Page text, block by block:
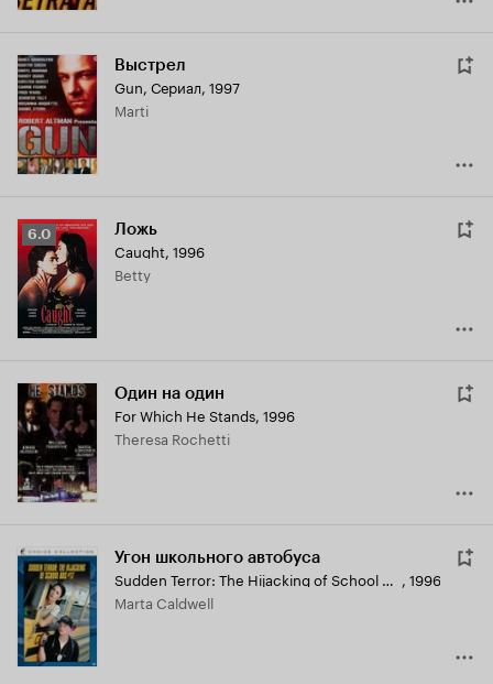
Выстрел
Gun, Сериал, 1997
Marti
Рейтинг
Кинопоиска
6.0
6.0 Ложь
Caught, 1996
Betty
Один на один
For Which He Stands, 1996
Theresa Rochetti
Угон школьного автобуса
Sudden Terror: The Hijacking of School Bus #17 , 1996
Marta Caldwell